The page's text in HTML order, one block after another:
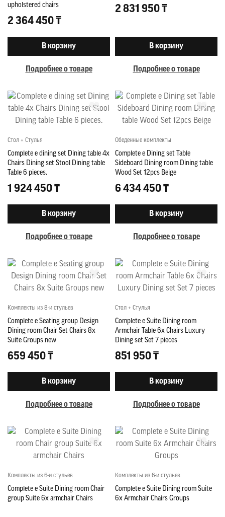
upholstered chairs
2 364 450 ₸
В корзину
Подробнее о товаре
2 831 950 ₸
В корзину
Подробнее о товаре
Стол + Стулья
Complete e dining set Dining table 4x
Chairs Dining set Stool Dining table
Table 6 pieces.
1 924 450 ₸
В корзину
Подробнее о товаре
Обеденные комплекты
Complete e Dining set Table
Sideboard Dining room Dining table
Wood Set 12pcs Beige
6 434 450 ₸
В корзину
Подробнее о товаре
Комплекты из 8-и стульев
Complete e Seating group Design
Dining room Chair Set Chairs 8x
Suite Groups new
659 450 ₸
В корзину
Подробнее о товаре
Стол + Стулья
Complete e Suite Dining room
Armchair Table 6x Chairs Luxury
Dining set Set 7 pieces
851 950 ₸
В корзину
Подробнее о товаре
Комплекты из 6-и стульев
Complete e Suite Dining room Chair
group Suite 6x armchair Chairs
Комплекты из 6-и стульев
Complete e Suite Dining room Suite
6x Armchair Chairs Groups